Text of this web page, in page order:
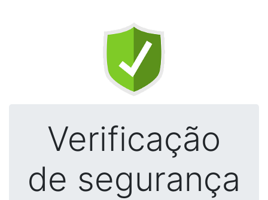
Verificação
de segurança